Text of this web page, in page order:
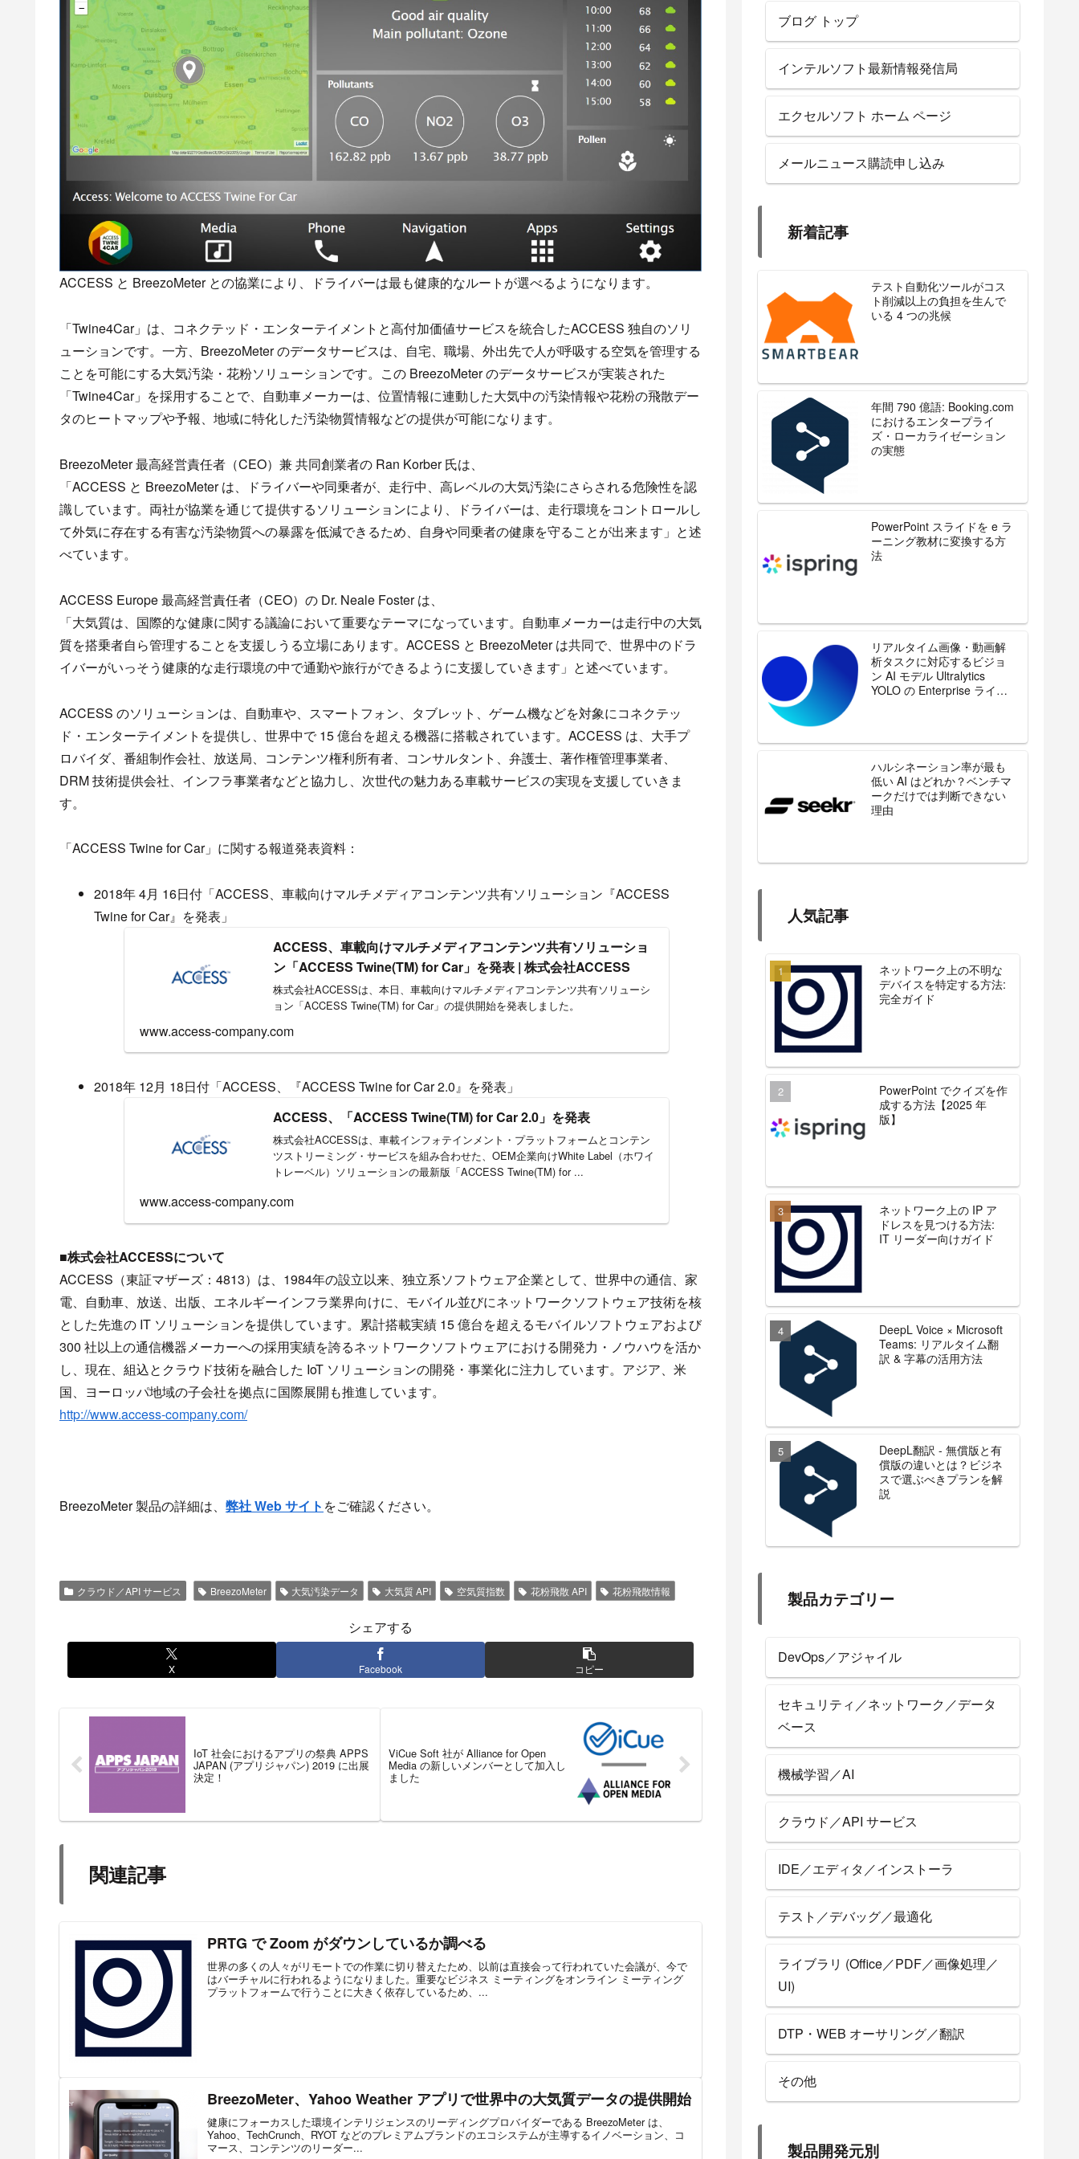
ACCESS と BreezoMeter との協業により、ドライバーは最も健康的なルートが選べるようになります。
「Twine4Car」は、コネクテッド・エンターテイメントと高付加価値サービスを統合したACCESS 独自のソリ
ューションです。一方、BreezoMeter のデータサービスは、自宅、職場、外出先で人が呼吸する空気を管理する
ことを可能にする大気汚染・花粉ソリューションです。この BreezoMeter のデータサービスが実装された
「Twine4Car」を採用することで、自動車メーカーは、位置情報に連動した大気中の汚染情報や花粉の飛散デー
タのヒートマップや予報、地域に特化した汚染物質情報などの提供が可能になります。
BreezoMeter 最高経営責任者（CEO）兼 共同創業者の Ran Korber 氏は、
「ACCESS と BreezoMeter は、ドライバーや同乗者が、走行中、高レベルの大気汚染にさらされる危険性を認
識しています。両社が協業を通じて提供するソリューションにより、ドライバーは、走行環境をコントロールし
て外気に存在する有害な汚染物質への暴露を低減できるため、自身や同乗者の健康を守ることが出来ます」と述
べています。
ACCESS Europe 最高経営責任者（CEO）の Dr. Neale Foster は、
「大気質は、国際的な健康に関する議論において重要なテーマになっています。自動車メーカーは走行中の大気
質を搭乗者自ら管理することを支援しうる立場にあります。ACCESS と BreezoMeter は共同で、世界中のドラ
イバーがいっそう健康的な走行環境の中で通勤や旅行ができるように支援していきます」と述べています。
ACCESS のソリューションは、自動車や、スマートフォン、タブレット、ゲーム機などを対象にコネクテッ
ド・エンターテイメントを提供し、世界中で 15 億台を超える機器に搭載されています。ACCESS は、大手プ
ロバイダ、番組制作会社、放送局、コンテンツ権利所有者、コンサルタント、弁護士、著作権管理事業者、
DRM 技術提供会社、インフラ事業者などと協力し、次世代の魅力ある車載サービスの実現を支援していきま
す。
「ACCESS Twine for Car」に関する報道発表資料：
2018年 4月 16日付「ACCESS、車載向けマルチメディアコンテンツ共有ソリューション『ACCESS
Twine for Car』を発表」
ACCESS、車載向けマルチメディアコンテンツ共有ソリューショ
ン「ACCESS Twine(TM) for Car」を発表 | 株式会社ACCESS
株式会社ACCESSは、本日、車載向けマルチメディアコンテンツ共有ソリューシ
ョン「ACCESS Twine(TM) for Car」の提供開始を発表しました。
www.access-company.com
2018年 12月 18日付「ACCESS、『ACCESS Twine for Car 2.0』を発表」
ACCESS、「ACCESS Twine(TM) for Car 2.0」を発表
株式会社ACCESSは、車載インフォテインメント・プラットフォームとコンテン
ツストリーミング・サービスを組み合わせた、OEM企業向けWhite Label（ホワイ
トレーベル）ソリューションの最新版「ACCESS Twine(TM) for ...
www.access-company.com
■株式会社ACCESSについて
ACCESS（東証マザーズ：4813）は、1984年の設立以来、独立系ソフトウェア企業として、世界中の通信、家
電、自動車、放送、出版、エネルギーインフラ業界向けに、モバイル並びにネットワークソフトウェア技術を核
とした先進の IT ソリューションを提供しています。累計搭載実績 15 億台を超えるモバイルソフトウェアおよび
300 社以上の通信機器メーカーへの採用実績を誇るネットワークソフトウェアにおける開発力・ノウハウを活か
し、現在、組込とクラウド技術を融合した IoT ソリューションの開発・事業化に注力しています。アジア、米
国、ヨーロッパ地域の子会社を拠点に国際展開も推進しています。
http://www.access-company.com/
BreezoMeter 製品の詳細は、 弊社 Web サイト をご確認ください。
クラウド／API サービス BreezoMeter 大気汚染データ 大気質 API 空気質指数 花粉飛散 API 花粉飛散情報
シェアする
X Facebook コピー
IoT 社会におけるアプリの祭典 APPS
JAPAN (アプリジャパン) 2019 に出展
決定！
ViCue Soft 社が Alliance for Open
Media の新しいメンバーとして加入し
ました
関連記事
PRTG で Zoom がダウンしているか調べる
世界の多くの人々がリモートでの作業に切り替えたため、以前は直接会って行われていた会議が、今で
はバーチャルに行われるようになりました。重要なビジネス ミーティングをオンライン ミーティング
プラットフォームで行うことに大きく依存しているため、...
BreezoMeter、Yahoo Weather アプリで世界中の大気質データの提供開始
健康にフォーカスした環境インテリジェンスのリーディングプロバイダーである BreezoMeter は、
Yahoo、TechCrunch、RYOT などのプレミアムブランドのエコシステムが主導するイノベーション、コ
マース、コンテンツのリーダー...
ブログ トップ
インテルソフト最新情報発信局
エクセルソフト ホーム ページ
メールニュース購読申し込み
新着記事
テスト自動化ツールがコス
ト削減以上の負担を生んで
いる 4 つの兆候
年間 790 億語: Booking.com
におけるエンタープライ
ズ・ローカライゼーション
の実態
PowerPoint スライドを e ラ
ーニング教材に変換する方
法
リアルタイム画像・動画解
析タスクに対応するビジョ
ン AI モデル Ultralytics
YOLO の Enterprise ライセ
ハルシネーション率が最も
低い AI はどれか？ベンチマ
ークだけでは判断できない
理由
人気記事
ネットワーク上の不明な
デバイスを特定する方法:
完全ガイド
PowerPoint でクイズを作
成する方法【2025 年
版】
ネットワーク上の IP ア
ドレスを見つける方法:
IT リーダー向けガイド
DeepL Voice × Microsoft
Teams: リアルタイム翻
訳 & 字幕の活用方法
DeepL翻訳 - 無償版と有
償版の違いとは？ビジネ
スで選ぶべきプランを解
説
製品カテゴリー
DevOps／アジャイル
セキュリティ／ネットワーク／データ
ベース
機械学習／AI
クラウド／API サービス
IDE／エディタ／インストーラ
テスト／デバッグ／最適化
ライブラリ (Office／PDF／画像処理／
UI)
DTP・WEB オーサリング／翻訳
その他
製品開発元別